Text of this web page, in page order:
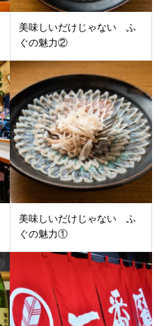
美味しいだけじゃない ふ
ぐの魅力②
美味しいだけじゃない ふ
ぐの魅力①